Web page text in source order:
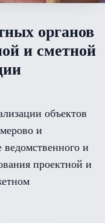
органов
и сметной
объектов
и
ведомственного и
проектной и